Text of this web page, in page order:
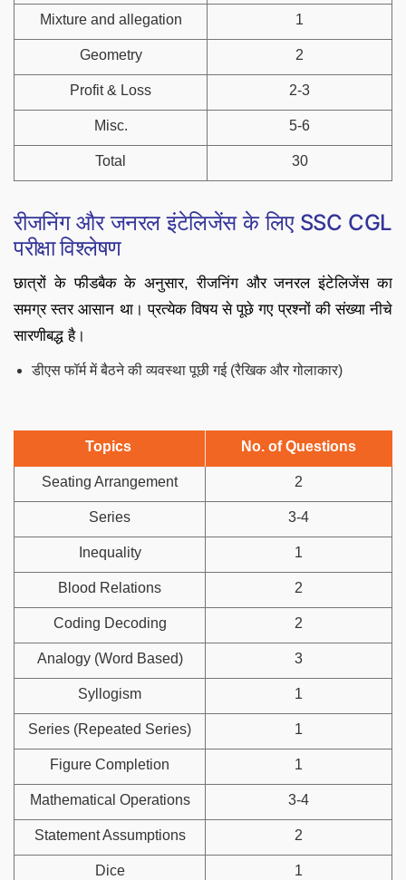
Mixture and allegation 1
Geometry 2
Profit & Loss 2-3
Misc. 5-6
Total 30
रीजनिंग और जनरल इंटेलिजेंस के लिए SSC CGL
परीक्षा विश्लेषण
छात्रों के फीडबैक के अनुसार, रीजनिंग और जनरल इंटेलिजेंस का
समग्र स्तर आसान था। प्रत्येक विषय से पूछे गए प्रश्नों की संख्या नीचे
सारणीबद्ध है।
डीएस फॉर्म में बैठने की व्यवस्था पूछी गई (रैखिक और गोलाकार)
Topics No. of Questions
Seating Arrangement 2
Series 3-4
Inequality 1
Blood Relations 2
Coding Decoding 2
Analogy (Word Based) 3
Syllogism 1
Series (Repeated Series) 1
Figure Completion 1
Mathematical Operations 3-4
Statement Assumptions 2
Dice 1